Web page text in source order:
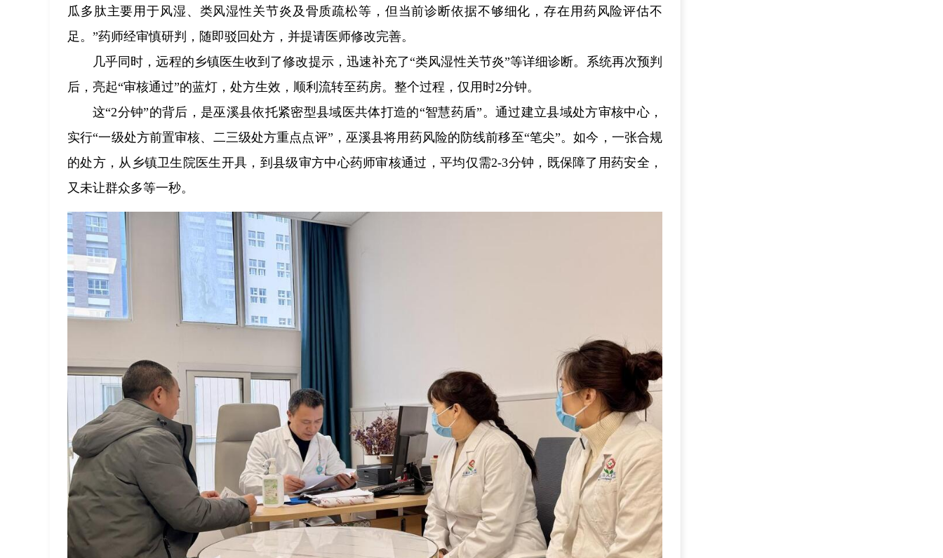
瓜多肽主要用于风湿、类风湿性关节炎及骨质疏松等，但当前诊断依据不够细化，存在用药风险评估不
足。”药师经审慎研判，随即驳回处方，并提请医师修改完善。
几乎同时，远程的乡镇医生收到了修改提示，迅速补充了“类风湿性关节炎”等详细诊断。系统再次预判
后，亮起“审核通过”的蓝灯，处方生效，顺利流转至药房。整个过程，仅用时2分钟。
这“2分钟”的背后，是巫溪县依托紧密型县域医共体打造的“智慧药盾”。通过建立县域处方审核中心，
实行“一级处方前置审核、二三级处方重点点评”，巫溪县将用药风险的防线前移至“笔尖”。如今，一张合规
的处方，从乡镇卫生院医生开具，到县级审方中心药师审核通过，平均仅需2-3分钟，既保障了用药安全，
又未让群众多等一秒。